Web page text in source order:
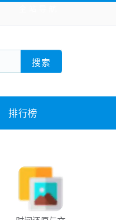
生活实用
枪战射击
系统软件 素材下载
搜索
排行榜